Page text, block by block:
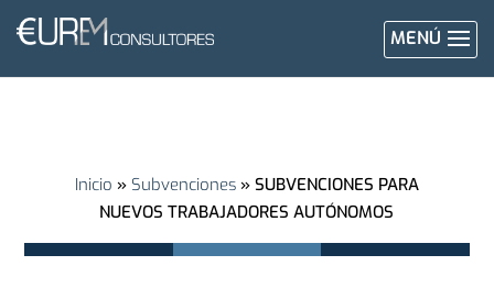
MENÚ
Inicio » Subvenciones» SUBVENCIONES PARA
NUEVOS TRABAJADORES AUTÓNOMOS